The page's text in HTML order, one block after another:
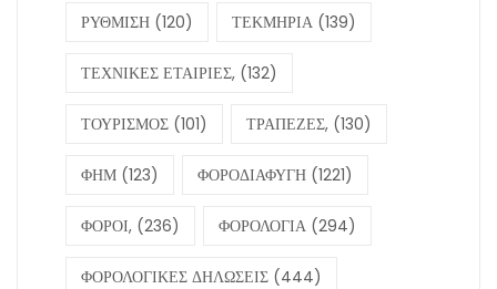
ΡΥΘΜΙΣΗ (120) ΤΕΚΜΗΡΙΑ (139)
ΤΕΧΝΙΚΕΣ ΕΤΑΙΡΙΕΣ, (132)
ΤΟΥΡΙΣΜΟΣ (101) ΤΡΑΠΕΖΕΣ, (130)
ΦΗΜ (123) ΦΟΡΟΔΙΑΦΥΓΗ (1221)
ΦΟΡΟΙ, (236) ΦΟΡΟΛΟΓΙΑ (294)
ΦΟΡΟΛΟΓΙΚΕΣ ΔΗΛΩΣΕΙΣ (444)